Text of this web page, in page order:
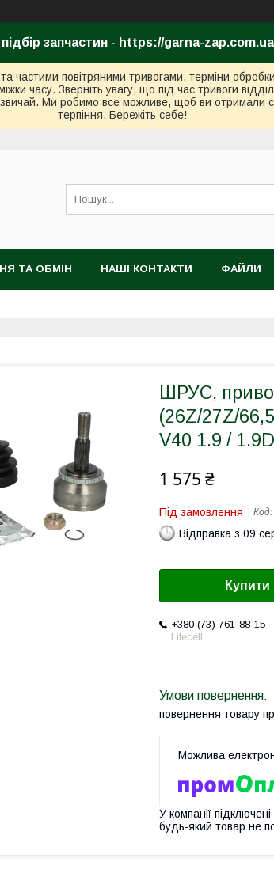
запчастин - https://garna-
та частими повітряними тривогами, терміни
часу. Зверніть увагу, що під час тривоги
Ми робимо все можливе, щоб ви отримали
терпіння. Бережіть себе!
ТА ОБМІН НАШІ КОНТАКТИ ФАЙЛИ
ШРУС,
(26Z/27Z/
V40 1.9 /
1 575 ₴
Під замовлення Код:
Відправка з 09
Купити
+380 (73) 761-88-15
Lifecell
повернення товару
У компанії
будь-який товар не